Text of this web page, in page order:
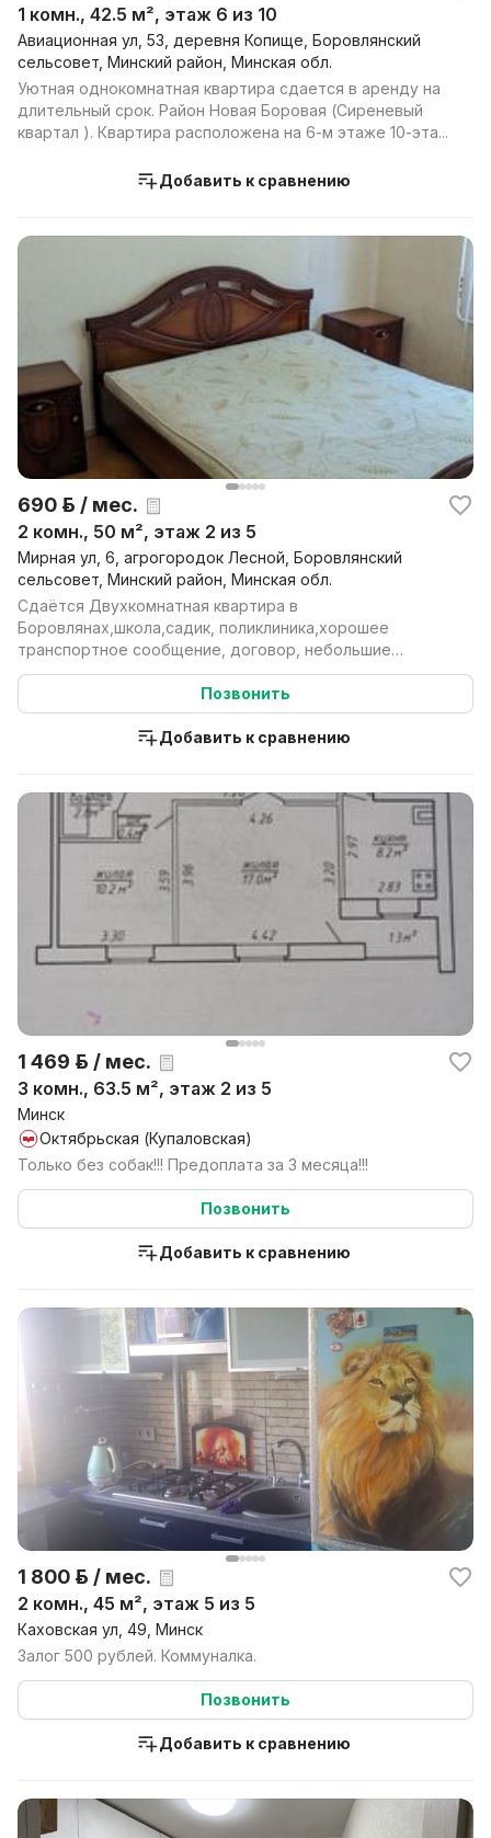
1 комн., 42.5 м², этаж 6 из 10
Авиационная ул, 53, деревня Копище, Боровлянский
сельсовет, Минский район, Минская обл.
Уютная однокомнатная квартира сдается в аренду на
длительный срок. Район Новая Боровая (Сиреневый
квартал ). Квартира расположена на 6-м этаже 10-эта...
Добавить к сравнению
690 р. / мес.
2 комн., 50 м², этаж 2 из 5
Мирная ул, 6, агрогородок Лесной, Боровлянский
сельсовет, Минский район, Минская обл.
Сдаётся Двухкомнатная квартира в
Боровлянах,школа,садик, поликлиника,хорошее
транспортное сообщение, договор, небольшие
коммунальные платежи,прописан ...
Позвонить
Добавить к сравнению
1 469 р. / мес.
3 комн., 63.5 м², этаж 2 из 5
Минск
Октябрьская (Купаловская)
Только без собак!!! Предоплата за 3 месяца!!!
Позвонить
Добавить к сравнению
1 800 р. / мес.
2 комн., 45 м², этаж 5 из 5
Каховская ул, 49, Минск
Залог 500 рублей. Коммуналка.
Позвонить
Добавить к сравнению